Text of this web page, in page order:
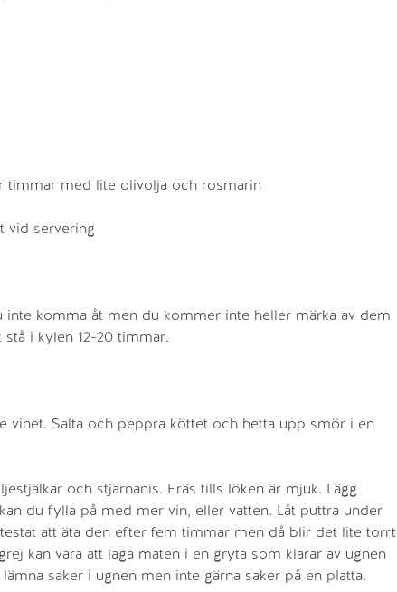
timmar med lite olivolja och rosmarin
vid servering
komma åt men du kommer inte heller märka av dem
i kylen 12-20 timmar.
vinet. Salta och peppra köttet och hetta upp smör i en
och stjärnanis. Fräs tills löken är mjuk. Lägg
du fylla på med mer vin, eller vatten. Låt puttra under
att äta den efter fem timmar men då blir det lite torrt
kan vara att laga maten i en gryta som klarar av ugnen
saker i ugnen men inte gärna saker på en platta.